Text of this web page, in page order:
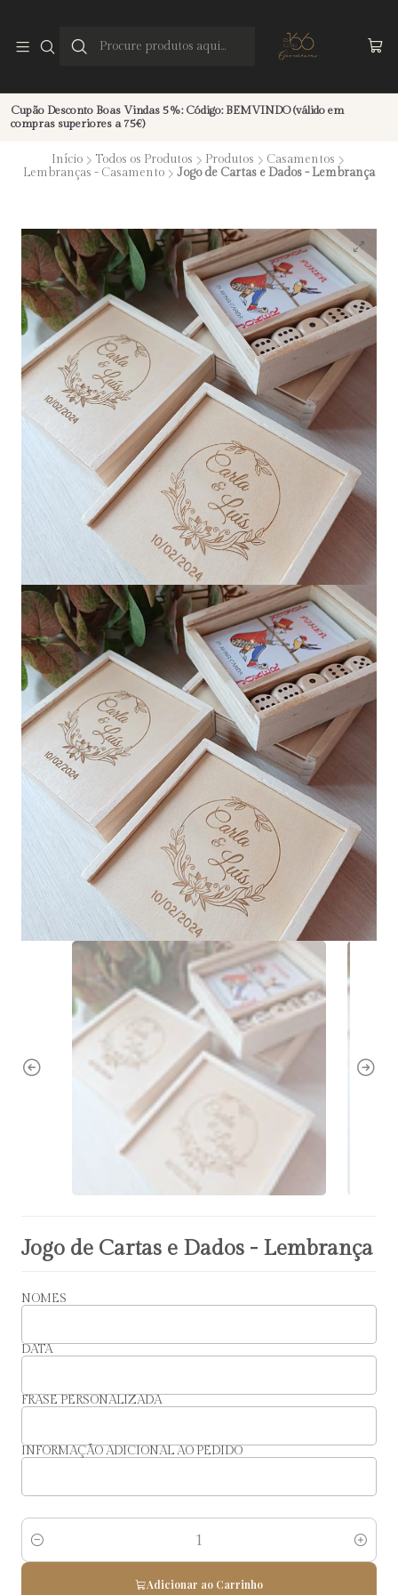
Cupão Desconto Boas Vindas 5%: Código: BEMVINDO (válido em
compras superiores a 75€)
Início Todos os Produtos Produtos
Casamentos
Lembranças - Casamento
Jogo de Cartas e Dados - Lembrança
Jogo de Cartas e Dados - Lembrança
NOMES
DATA
FRASE PERSONALIZADA
INFORMAÇÃO ADICIONAL AO PEDIDO
Quantidade
Adicionar ao Carrinho